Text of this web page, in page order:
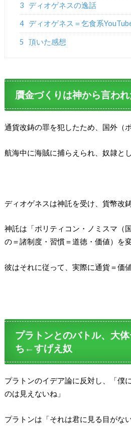
3 ディオゲネスの逸話
4 ディオゲネス＝乞食系
5 頂いた感想
贋金づくりは神から言わ
通貨改鋳の罪を犯したため、国外（
航海中に海賊に捕らえられ、奴隷と
ディオゲネスは神託を受け、貨幣改
神託は「ポリティコン・ノミスマ（
の＝諸制度・習慣＝道徳・価値）を変
彼はそれに従って、実際に通貨＝価
プラトンとのバトル、大
ち←すげえ奴
プラトンのイデア論に反対し、「僕
のは見えないね」
プラトンは「それは君に見る目がな